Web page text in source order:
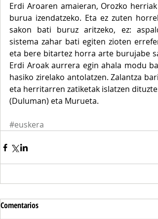
Erdi Aroaren amaieran, Orozko
burua izendatzeko. Eta ez zuten
sakon bati buruz aritzeko, ez:
sistema zahar bati egiten zioten
eta bere bitartez horra arte burujabe
Erdi Aroak aurrera egin ahala modu
hasiko zirelako antolatzen. Zalantza
eta herritarren zatiketak islatzen
(Duluman) eta Murueta.
#euskera
Comentarios